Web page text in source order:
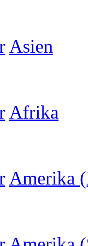
Asien
Afrika
Amerika